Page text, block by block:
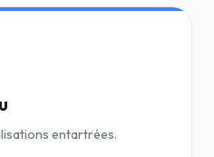
entartrées.